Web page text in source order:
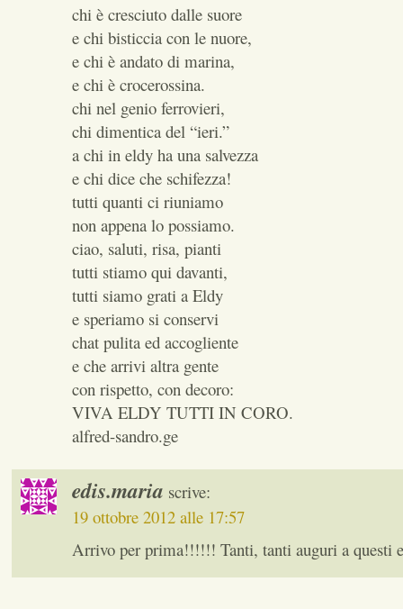
chi è cresciuto dalle suore
e chi bisticcia con le nuore,
e chi è andato di marina,
e chi è crocerossina.
chi nel genio ferrovieri,
chi dimentica del “ieri.”
a chi in eldy ha una salvezza
e chi dice che schifezza!
tutti quanti ci riuniamo
non appena lo possiamo.
ciao, saluti, risa, pianti
tutti stiamo qui davanti,
tutti siamo grati a Eldy
e speriamo si conservi
chat pulita ed accogliente
e che arrivi altra gente
con rispetto, con decoro:
VIVA ELDY TUTTI IN CORO.
alfred-sandro.ge
edis.maria scrive:
19 ottobre 2012 alle 17:57
Arrivo per prima!!!!!! Tanti, tanti auguri a questi